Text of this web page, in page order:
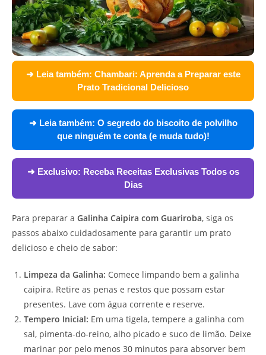
➜ Leia também: Chambari: Aprenda a Preparar este
Prato Tradicional Delicioso
➜ Leia também: O segredo do biscoito de polvilho
que ninguém te conta (e muda tudo)!
➜ Exclusivo: Receba Receitas Exclusivas Todos os
Dias
Para preparar a Galinha Caipira com Guariroba, siga os
passos abaixo cuidadosamente para garantir um prato
delicioso e cheio de sabor:
Limpeza da Galinha: Comece limpando bem a galinha
caipira. Retire as penas e restos que possam estar
presentes. Lave com água corrente e reserve.
Tempero Inicial: Em uma tigela, tempere a galinha com
sal, pimenta-do-reino, alho picado e suco de limão. Deixe
marinar por pelo menos 30 minutos para absorver bem